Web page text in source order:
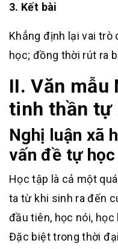
3. Kết bài
Khẳng định lại vai
học; đồng thời rút ra
II. Văn mẫu
tinh thần tự
Nghị luận xã
vấn đề tự học
Học tập là cả một
ta từ khi sinh ra đến
đầu tiên, học nói,
Đặc biệt trong thời